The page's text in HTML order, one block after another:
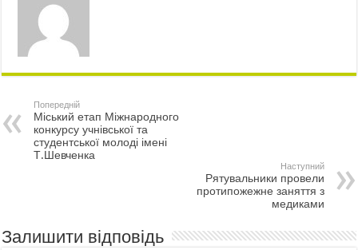
Попередній
Міський етап Міжнародного
конкурсу учнівської та
студентської молоді імені
Т.Шевченка
Наступний
Рятувальники провели
протипожежне заняття з
медиками
Залишити відповідь